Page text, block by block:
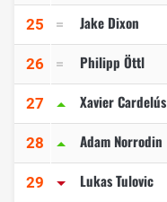
25 Jake Dixon
26 Philipp Öttl
27 Xavier Cardelús
28 Adam Norrodin
29 Lukas Tulovic